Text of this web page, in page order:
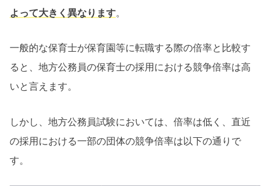
よって大きく異なります。
一般的な保育士が保育園等に転職する際の倍率と比較す
ると、地方公務員の保育士の採用における競争倍率は高
いと言えます。
しかし、地方公務員試験においては、倍率は低く、直近
の採用における一部の団体の競争倍率は以下の通りで
す。